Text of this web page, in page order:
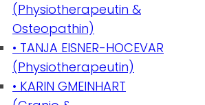
(Physiotherapeutin &
Osteopathin)
• TANJA EISNER-HOCEVAR
(Physiotherapeutin)
• KARIN GMEINHART